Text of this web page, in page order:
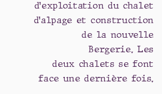
d’exploitation du chalet
d’alpage et construction
de la nouvelle
Bergerie. Les
deux chalets se font
face unedernière fois.